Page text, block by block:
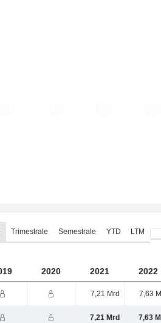
Trimestrale Semestrale YTD LTM
2020 2021 2022
7,21 Mrd 7,63
7,21 Mrd 7,63